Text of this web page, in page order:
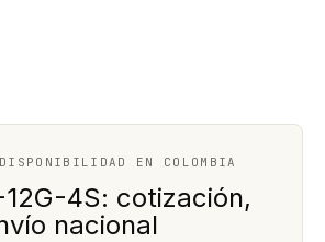
EN COLOMBIA
12G-4S: cotización,
nacional